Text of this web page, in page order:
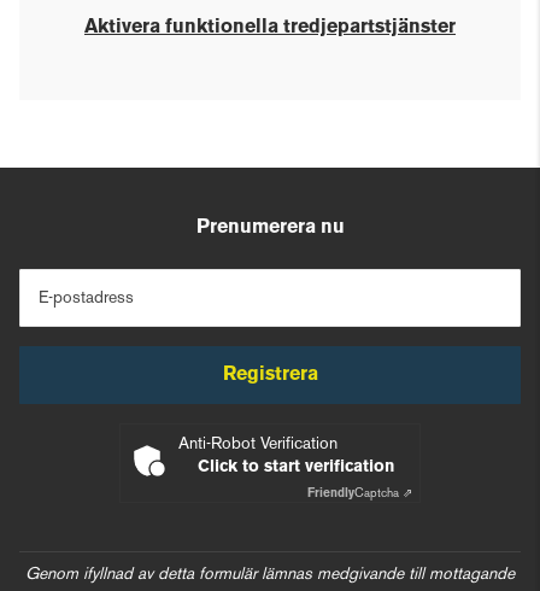
Aktivera funktionella tredjepartstjänster
Prenumerera nu
E-postadress
Registrera
Anti-Robot Verification
Click to start verification
FriendlyCaptcha ⇗
Genom ifyllnad av detta formulär lämnas medgivande till mottagande